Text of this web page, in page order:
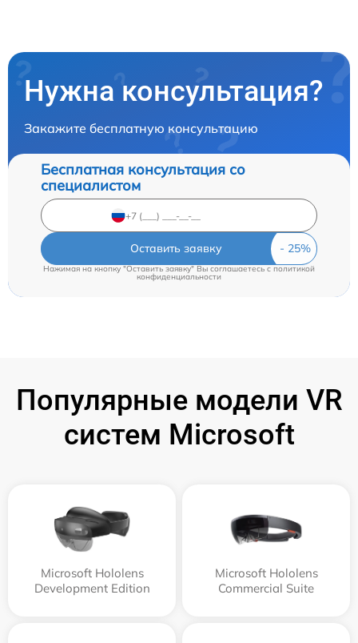
Нужна консультация?
Закажите бесплатную консультацию
Бесплатная консультация со
специалистом
Оставить заявку
Нажимая на кнопку "Оставить заявку" Вы соглашаетесь c политикой
конфиденциальности
Популярные модели VR
систем Microsoft
Microsoft Hololens
Development Edition
Microsoft Hololens
Commercial Suite